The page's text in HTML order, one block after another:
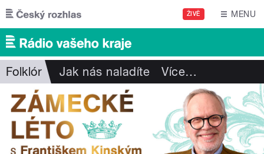
Přejít k hlavnímu obsahu
ŽIVĚ MENU
Folklór Jak nás naladíte Více…